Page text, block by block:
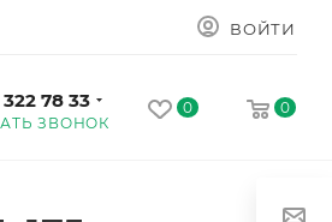
ВОЙТИ
78 33
ЗВОНОК
0 0